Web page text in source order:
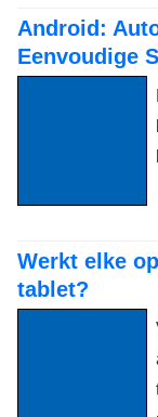
Android:
Eenvoudige
Werkt elke
tablet?